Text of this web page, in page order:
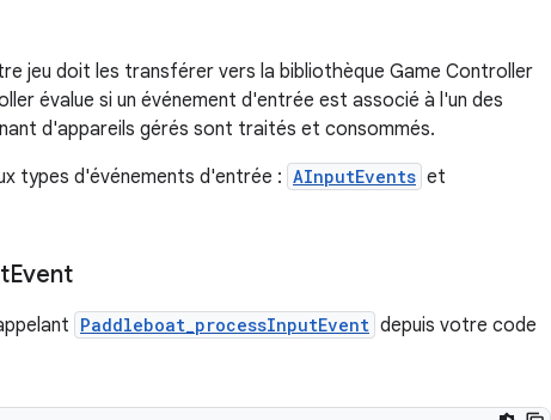
jeu doit les transférer vers la bibliothèque Game Controller
évalue si un événement d'entrée est associé à l'un des
d'appareils gérés sont traités et consommés.
types d'événements d'entrée : AInputEvents et
Event
Paddleboat_processInputEvent depuis votre code